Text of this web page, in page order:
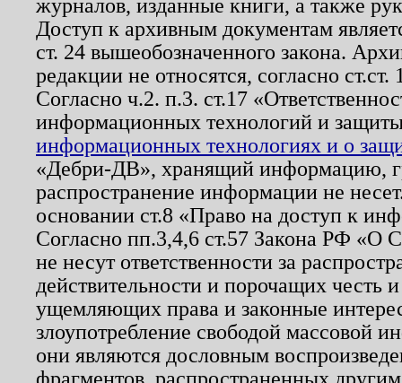
журналов, изданные книги, а также
Доступ к архивным документам
ст. 24 вышеобозначенного закона.
редакции не относятся, согласно
Согласно ч.2. п.3. ст.17
информационных технологий и
информационных технологиях и о
«Дебри-ДВ», хранящий информацию,
распространение информации не
основании ст.8 «Право на доступ к
Согласно пп.3,4,6 ст.57 Закона РФ «О
не несут ответственности за
действительности и порочащих честь
ущемляющих права и законные
злоупотребление свободой массовой
они являются дословным
фрагментов, распространенных